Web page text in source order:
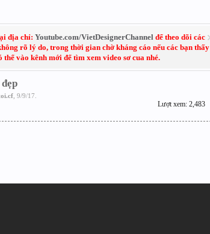
địa chỉ: Youtube.com/VietDesignerChannelđể theo dõi các
rõ lý do, trong thời gian chờ kháng cáo nếu các bạn thấy
vào kênh mới để tìm xem video sơ cua nhé.
, 9/9/17
Lượt xem: 2,483